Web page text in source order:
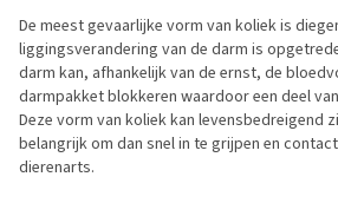
De meest gevaarlijke vorm van koliek is
liggingsverandering van de darm is
darm kan, afhankelijk van de ernst, de
darmpakket blokkeren waardoor een deel
Deze vorm van koliek kan levensbedreigend
belangrijk om dan snel in te grijpen en
dierenarts.